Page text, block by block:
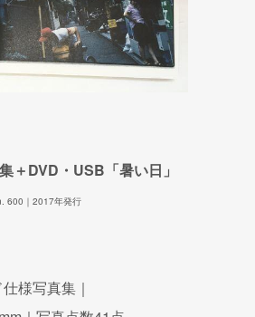
＋DVD・USB「暑い日」
600｜2017年発行
様写真集｜